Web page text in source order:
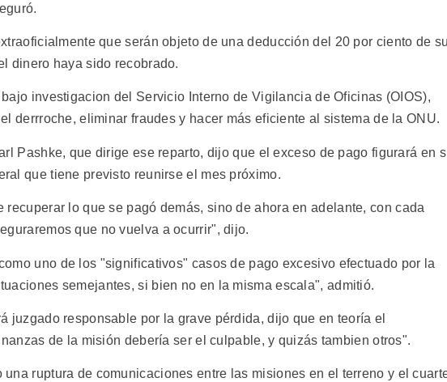
que serán objeto de una deducción del 20 por ciento de
dinero haya sido recobrado.
investigacion del Servicio Interno de Vigilancia de Oficinas (OIOS),
derrroche, eliminar fraudes y hacer más eficiente al sistema de la ONU.
Pashke, que dirige ese reparto, dijo que el exceso de pago figurará en
que tiene previsto reunirse el mes próximo.
recuperar lo que se pagó demás, sino de ahora en adelante, con cada
que no vuelva a ocurrir", dijo.
uno de los "significativos" casos de pago excesivo efectuado por la
semejantes, si bien no en la misma escala", admitió.
juzgado responsable por la grave pérdida, dijo que en teoría el
de la misión debería ser el culpable, y quizás tambien otros".
ruptura de comunicaciones entre las misiones en el terreno y el